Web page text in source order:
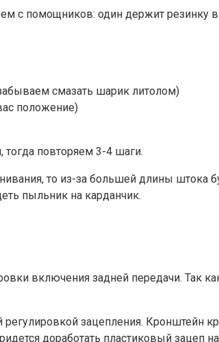
с помощников: один держит резинку
смазать шарик литолом)
положение)
тогда повторяем 3-4 шаги.
то из-за большей длины
пыльник на карданчик.
включения задней передачи. Так
зацепления. Кронштейн
доработать пластиковый зацеп